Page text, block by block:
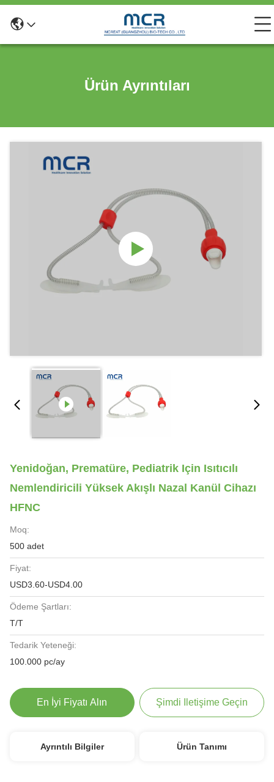
Ürün Ayrıntıları
Yenidoğan, Prematüre, Pediatrik Için Isıtıcılı
Nemlendiricili Yüksek Akışlı Nazal Kanül Cihazı
HFNC
Moq:
500 adet
Fiyat:
USD3.60-USD4.00
Ödeme Şartları:
T/T
Tedarik Yeteneği:
100.000 pc/ay
En İyi Fiyatı Alın Şimdi Iletişime Geçin
Ayrıntılı Bilgiler Ürün Tanımı